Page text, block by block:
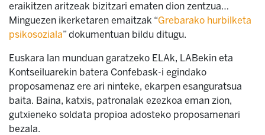
eraikitzen aritzeak bizitzari ematen dion zentzua…
Minguezen ikerketaren emaitzak “Grebarako hurbilketa
psikosoziala” dokumentuan bildu ditugu.
Euskara lan munduan garatzeko ELAk, LABekin eta
Kontseiluarekin batera Confebask-i egindako
proposamenaz ere ari ninteke, ekarpen esanguratsua
baita. Baina, katxis, patronalak ezezkoa eman zion,
gutxieneko soldata propioa adosteko proposamenari
bezala.